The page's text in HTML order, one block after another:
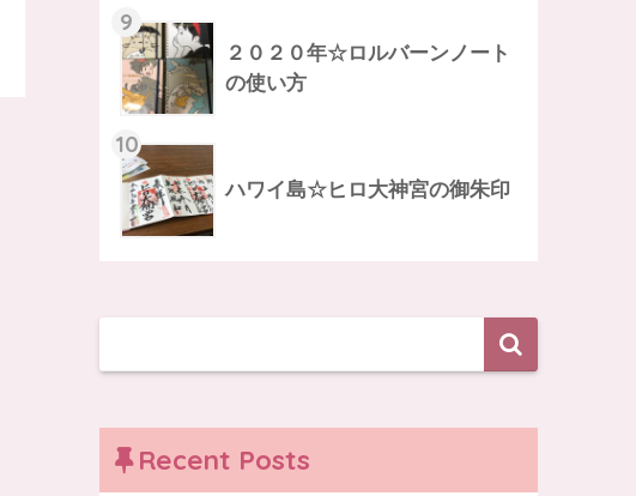
9
２０２０年☆ロルバーンノート
の使い方
10
ハワイ島☆ヒロ大神宮の御朱印
Recent Posts